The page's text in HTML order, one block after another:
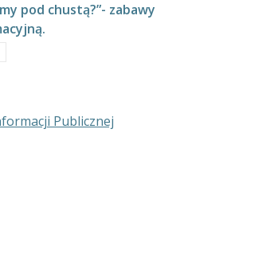
pod chustą?”- zabawy
Publicznej